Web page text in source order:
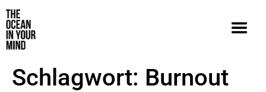
Schlagwort: Burnout